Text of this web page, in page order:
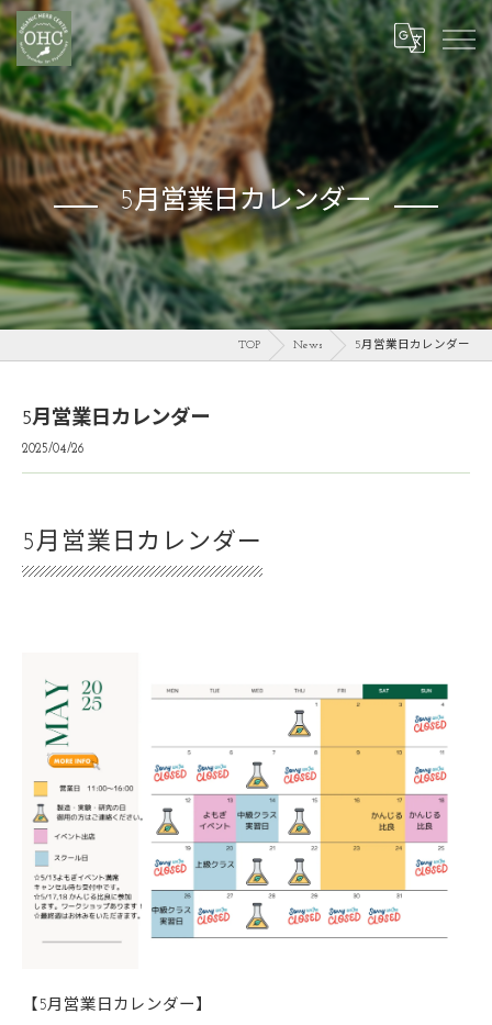
5月営業日カレンダー
TOP News 5月営業日カレンダー
5月営業日カレンダー
2025/04/26
5月営業日カレンダー
【5月営業日カレンダー】